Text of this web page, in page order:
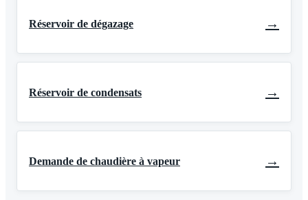
Réservoir de dégazage →
Réservoir de condensats →
Demande de chaudière à vapeur →